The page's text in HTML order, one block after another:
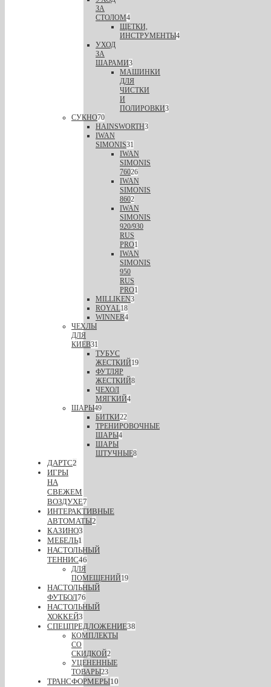
ЗА
СТОЛОМ4
ЩЕТКИ,
ИНСТРУМЕНТЫ4
УХОД
ЗА
ШАРАМИ3
МАШИНКИ
ДЛЯ
ЧИСТКИ
И
ПОЛИРОВКИ3
СУКНО70
HAINSWORTH3
IWAN
SIMONIS31
IWAN
SIMONIS
76026
IWAN
SIMONIS
8602
IWAN
SIMONIS
920/930
RUS
PRO1
IWAN
SIMONIS
950
RUS
PRO1
MILLIKEN3
ROYAL18
WINNER4
ЧЕХЛЫ
ДЛЯ
КИЕВ31
ТУБУС
ЖЕСТКИЙ19
ФУТЛЯР
ЖЕСТКИЙ8
ЧЕХОЛ
МЯГКИЙ4
ШАРЫ49
БИТКИ22
ТРЕНИРОВОЧНЫЕ
ШАРЫ4
ШАРЫ
ШТУЧНЫЕ8
ДАРТС2
ИГРЫ
НА
СВЕЖЕМ
ВОЗДУХЕ7
ИНТЕРАКТИВНЫЕ
АВТОМАТЫ2
КАЗИНО3
МЕБЕЛЬ1
НАСТОЛЬНЫЙ
ТЕННИС46
ДЛЯ
ПОМЕЩЕНИЙ19
НАСТОЛЬНЫЙ
ФУТБОЛ76
НАСТОЛЬНЫЙ
ХОККЕЙ3
СПЕЦПРЕДЛОЖЕНИЕ38
КОМПЛЕКТЫ
СО
СКИДКОЙ2
УЦЕНЕННЫЕ
ТОВАРЫ23
ТРАНСФОРМЕРЫ10